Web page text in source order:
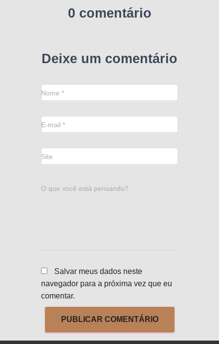
0 comentário
Deixe um comentário
Nome *
E-mail *
Site
O que você está pensando?
Salvar meus dados neste
navegador para a próxima vez que eu
comentar.